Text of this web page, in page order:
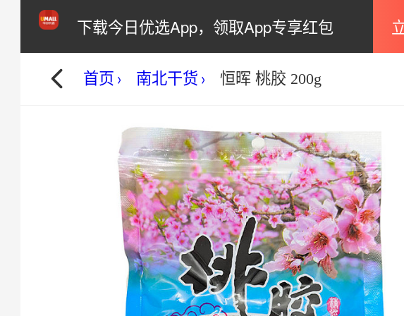
下载今日优选App，领取App专享红包
首页 南北干货 恒晖 桃胶 200g